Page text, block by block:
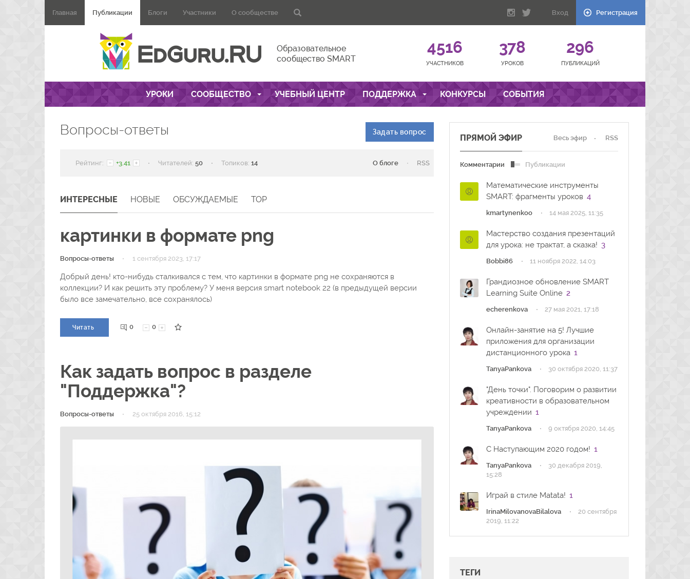
Главная Публикации Блоги Участники О сообществе Вход Регистрация
Образовательное
сообщество SMART
4516
УЧАСТНИКОВ
378
УРОКОВ
296
ПУБЛИКАЦИЙ
УРОКИ СООБЩЕСТВО УЧЕБНЫЙ ЦЕНТР ПОДДЕРЖКА КОНКУРСЫ СОБЫТИЯ
Вопросы-ответы Задать вопрос
Рейтинг: +3.41 · Читателей: 50 · Топиков: 14 О блоге · RSS
ИНТЕРЕСНЫЕ НОВЫЕ ОБСУЖДАЕМЫЕ TOP
картинки в формате png
Вопросы-ответы · 1 сентября 2023, 17:17
Добрый день! кто-нибудь сталкивался с тем, что картинки в формате png не сохраняются в
коллекции? И как решить эту проблему? У меня версия smart notebook 22 (в предыдущей версии
было все замечательно, все сохранялось)
Читать 0 0
Как задать вопрос в разделе
"Поддержка"?
Вопросы-ответы · 25 октября 2016, 15:12
ПРЯМОЙ ЭФИР
Комментарии Публикации
Математические инструменты
SMART: фрагменты уроков 4
kmartynenkoo · 14 мая 2025, 11:35
Мастерство создания презентаций
для урока: не трактат, а сказка! 3
Bobbi86 · 11 ноября 2022, 14:03
Грандиозное обновление SMART
Learning Suite Online 2
echerenkova · 27 мая 2021, 17:18
Онлайн-занятие на 5! Лучшие
приложения для организации
дистанционного урока 1
TanyaPankova · 30 октября 2020, 11:37
"День точки". Поговорим о развитии
креативности в образовательном
учреждении 1
TanyaPankova · 9 октября 2020, 14:45
C Наступающим 2020 годом! 1
TanyaPankova ·
30 декабря 2019,
15:28
Играй в стиле Matata! 1
IrinaMilovanovaBilalova ·
20 сентября
2019, 11:22
Весь эфир RSS
ТЕГИ